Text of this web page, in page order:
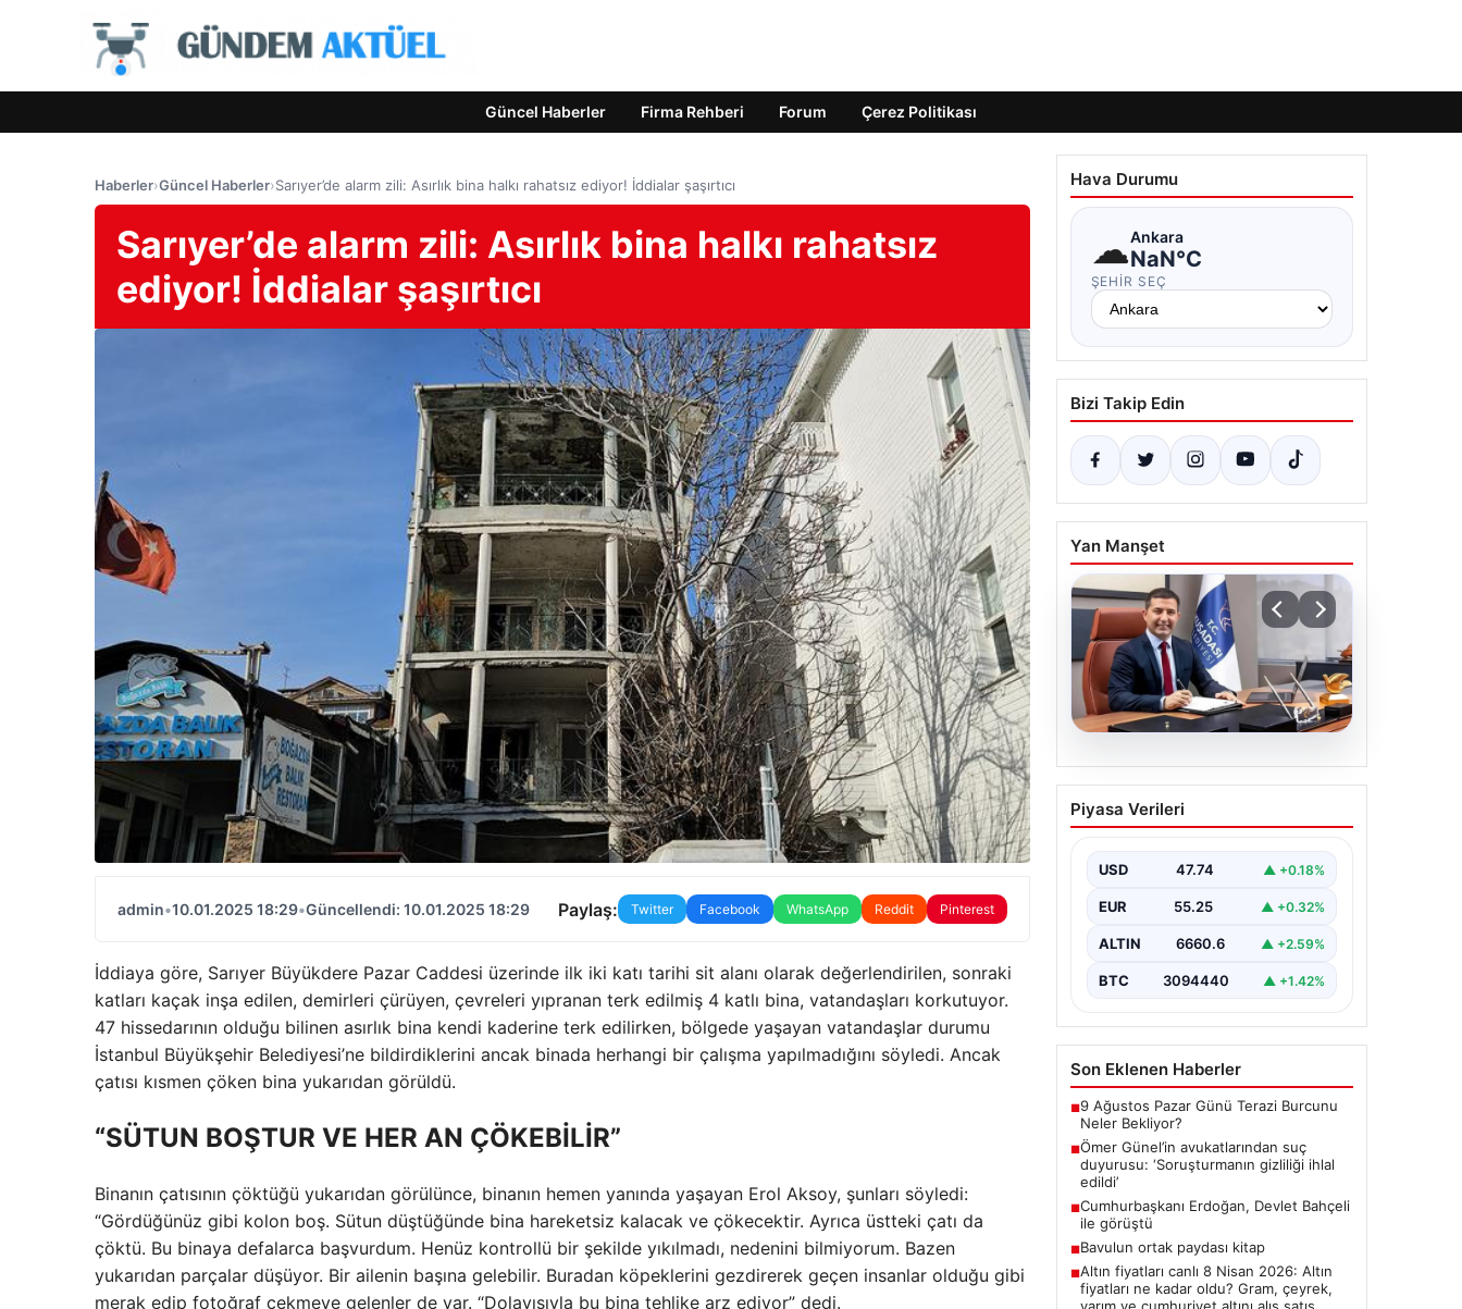
Güncel Haberler Firma Rehberi Forum Çerez Politikası
Haberler›Güncel Haberler›Sarıyer’de alarm zili: Asırlık bina halkı rahatsız ediyor! İddialar şaşırtıcı
Sarıyer’de alarm zili: Asırlık bina halkı rahatsız
ediyor! İddialar şaşırtıcı
admin•10.01.2025 18:29•Güncellendi: 10.01.2025 18:29 Paylaş: Twitter Facebook WhatsApp Reddit Pinterest
İddiaya göre, Sarıyer Büyükdere Pazar Caddesi üzerinde ilk iki katı tarihi sit alanı olarak değerlendirilen, sonraki
katları kaçak inşa edilen, demirleri çürüyen, çevreleri yıpranan terk edilmiş 4 katlı bina, vatandaşları korkutuyor.
47 hissedarının olduğu bilinen asırlık bina kendi kaderine terk edilirken, bölgede yaşayan vatandaşlar durumu
İstanbul Büyükşehir Belediyesi’ne bildirdiklerini ancak binada herhangi bir çalışma yapılmadığını söyledi. Ancak
çatısı kısmen çöken bina yukarıdan görüldü.
“SÜTUN BOŞTUR VE HER AN ÇÖKEBİLİR”
Binanın çatısının çöktüğü yukarıdan görülünce, binanın hemen yanında yaşayan Erol Aksoy, şunları söyledi:
“Gördüğünüz gibi kolon boş. Sütun düştüğünde bina hareketsiz kalacak ve çökecektir. Ayrıca üstteki çatı da
çöktü. Bu binaya defalarca başvurdum. Henüz kontrollü bir şekilde yıkılmadı, nedenini bilmiyorum. Bazen
yukarıdan parçalar düşüyor. Bir ailenin başına gelebilir. Buradan köpeklerini gezdirerek geçen insanlar olduğu gibi
merak edip fotoğraf çekmeye gelenler de var. “Dolayısıyla bu bina tehlike arz ediyor” dedi.
Hava Durumu
☁Ankara
NaN°C
ŞEHIR SEÇ
Bizi Takip Edin
Yan Manşet
07.08.2026
Ömer Günel’in
avukatlarından suç
‘Soruşturmanın gizliliği
ihlal edildi’
Piyasa Verileri
USD 47.74 ▲ +0.18%
EUR 55.25 ▲ +0.32%
ALTIN 6660.6 ▲ +2.59%
BTC 3094440 ▲ +1.42%
Son Eklenen Haberler
■9 Ağustos Pazar Günü Terazi Burcunu
Neler Bekliyor?
■Ömer Günel’in avukatlarından suç
duyurusu: ‘Soruşturmanın gizliliği ihlal
edildi’
■Cumhurbaşkanı Erdoğan, Devlet Bahçeli
ile görüştü
■Bavulun ortak paydası kitap
■Altın fiyatları canlı 8 Nisan 2026: Altın
fiyatları ne kadar oldu? Gram, çeyrek,